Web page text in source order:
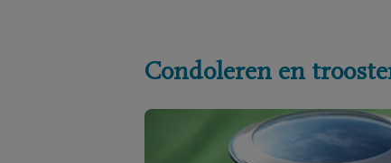
Condoleren en